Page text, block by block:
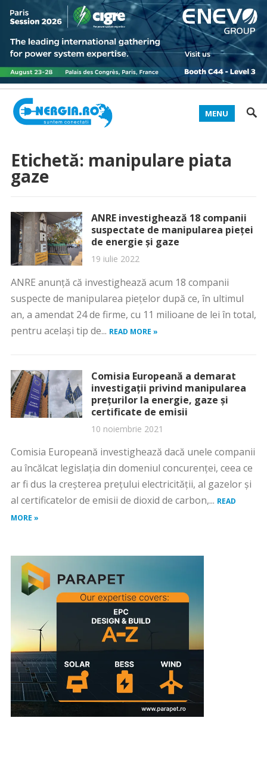
MENU
Etichetă: manipulare piata
gaze
ANRE investighează 18 companii
suspectate de manipularea pieței
de energie și gaze
19 iulie 2022
ANRE anunță că investighează acum 18 companii
suspecte de manipularea piețelor după ce, în ultimul
an, a amendat 24 de firme, cu 11 milioane de lei în total,
pentru același tip de... READ MORE »
Comisia Europeană a demarat
investigații privind manipularea
prețurilor la energie, gaze și
certificate de emisii
10 noiembrie 2021
Comisia Europeană investighează dacă unele companii
au încălcat legislaţia din domeniul concurenţei, ceea ce
ar fi dus la creşterea preţului electricităţii, al gazelor şi
al certificatelor de emisii de dioxid de carbon,... READ
MORE »